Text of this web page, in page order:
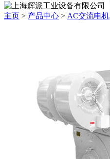
主页 > 产品中心 > AC交流电机